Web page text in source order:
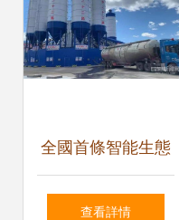
全國首條智能生態
示范高速正式開工
查看詳情